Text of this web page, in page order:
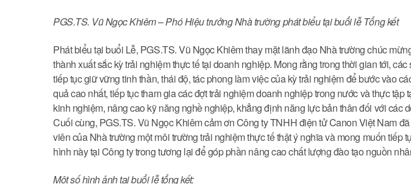
PGS.TS. Vũ Ngọc Khiêm – Phó Hiệu trưởng Nhà trường phát biểu tại buổi lễ Tổng kết
Phát biểu tại buổi Lễ, PGS.TS. Vũ Ngọc Khiêm thay mặt lãnh đạo Nhà trường chúc
thành xuất sắc kỳ trải nghiệm thực tế tại doanh nghiệp. Mong rằng trong thời gian tới, các
tiếp tục giữ vững tinh thần, thái độ, tác phong làm việc của kỳ trải nghiệm để bước vào
quả cao nhất, tiếp tục tham gia các đợt trải nghiệm doanh nghiệp trong nước và thực tập
kinh nghiệm, nâng cao kỹ năng nghề nghiệp, khẳng định năng lực bản thân đối với các
Cuối cùng, PGS.TS. Vũ Ngọc Khiêm cảm ơn Công ty TNHH điện tử Canon Việt Nam
viên của Nhà trường một môi trường trải nghiệm thực tế thật ý nghĩa và mong muốn tiếp
hình này tại Công ty trong tương lại để góp phần nâng cao chất lượng đào tạo nguồn
Một số hình ảnh tại buổi lễ tổng kết: